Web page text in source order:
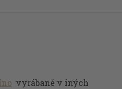
vyrábané v iných